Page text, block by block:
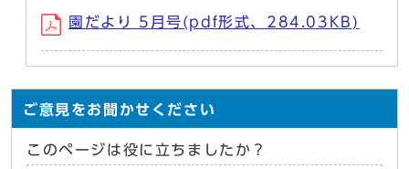
園だより 5月号(pdf形式、284.03KB)
ご意見をお聞かせください
このページは役に立ちましたか？